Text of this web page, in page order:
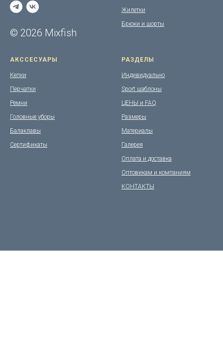
© 2026 Mixfish
Жилетки
Брюки и шорты
АКССЕСУАРЫ
Кепки
Перчатки
Ремни
Головные уборы
Балаклавы
Сертификаты
РАЗДЕЛЫ
Индивидуально
Sport шаблоны
ЦЕНЫ и FAQ
Размеры
Материалы
Галерея
Оплата и доставка
Оптовикам и компаниям
КОНТАКТЫ